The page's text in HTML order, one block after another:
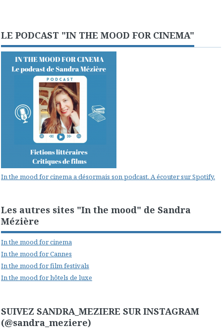
LE PODCAST "IN THE MOOD FOR CINEMA"
In the mood for cinema a désormais son podcast. A écouter sur Spotify.
Les autres sites "In the mood" de Sandra
Mézière
In the mood for cinema
In the mood for Cannes
In the mood for film festivals
In the mood for hôtels de luxe
SUIVEZ SANDRA_MEZIERE SUR INSTAGRAM
(@sandra_meziere)